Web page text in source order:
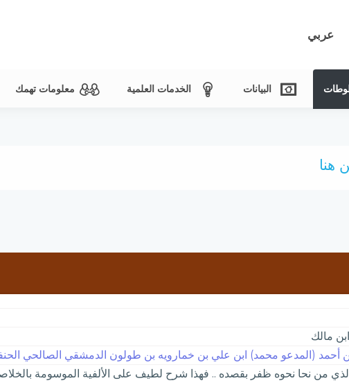
عربي
البيانات الخدمات العلمية معلومات تهمك
هنا
مالك
(المدعو محمد) ابن علي بن خمارويه بن طولون الدمشقي الصالحي
الذي من نحا نحوه ظفر بقصده .. فهذا شرح لطيف على الألفية الموسومة